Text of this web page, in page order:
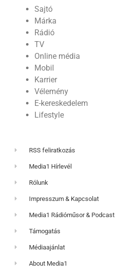
Sajtó
Márka
Rádió
TV
Online média
Mobil
Karrier
Vélemény
E-kereskedelem
Lifestyle
RSS feliratkozás
Media1 Hírlevél
Rólunk
Impresszum & Kapcsolat
Media1 Rádióműsor & Podcast
Támogatás
Médiaajánlat
About Media1